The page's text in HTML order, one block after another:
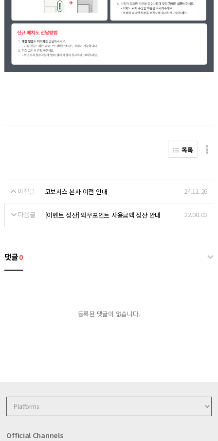
목록
이전글 코보시스 본사 이전 안내 24.11.26
다음글 [이벤트 정산] 와우포인트 사용금액 정산 안내 22.08.02
댓글0
등록된 댓글이 없습니다.
Official Channels